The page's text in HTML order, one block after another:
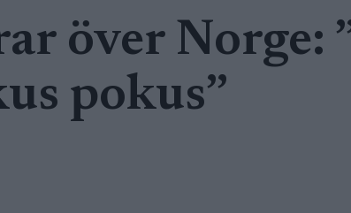
över Norge:
pokus”